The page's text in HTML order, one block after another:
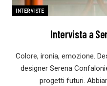
INTERVISTE
Intervista a
Colore, ironia, emozione.
designer Serena
progetti futuri.